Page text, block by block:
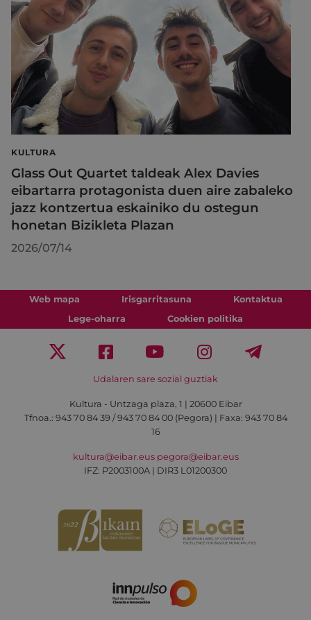
KULTURA
Glass Out Quartet taldeak Alex Davies
eibartarra protagonista duen aire zabaleko
jazz kontzertua eskainiko du ostegun
honetan Bizikleta Plazan
2026/07/14
Web mapa Irisgarritasuna
Kontaktua
Lege-oharra
Cookien politika
Udalaren sare sozial guztiak
Kultura - Untzaga plaza, 1 | 20600 Eibar
Tfnoa.: 943 70 84 39 / 943 70 84 00 (Pegora) | Faxa: 943 70 84
16
kultura@eibar.eus pegora@eibar.eus
IFZ: P2003100A | DIR3 L01200300